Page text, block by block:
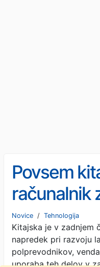
Povsem
računalnik
Novice / Tehnologija
Kitajska je v zadnjem
napredek pri razvoju
polprevodnikov,
uporaba teh delov v